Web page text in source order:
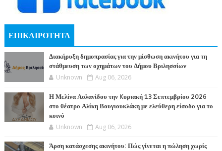
ΕΠΙΚΑΙΡΟΤΗΤΑ
Διακήρυξη δημοπρασίας για την μίσθωση ακινήτου για τη
στάθμευση των οχημάτων του Δήμου Βριλησσίων
Unknown Aug 06, 2026
Η Μελίνα Ασλανίδου την Kυριακή 13 Σεπτεμβρίου 2026
στο θέατρο Αλίκη Βουγιουκλάκη με ελεύθερη είσοδο για το
κοινό
Unknown Aug 06, 2026
Άρση κατάσχεσης ακινήτου: Πώς γίνεται η πώληση χωρίς